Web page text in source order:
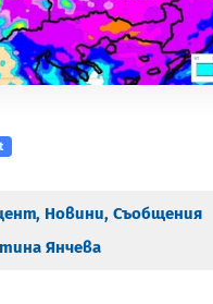
, Новини, Съобщения
Янчева